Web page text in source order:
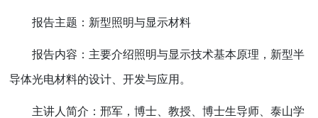
报告主题：新型照明与显示材料
报告内容：主要介绍照明与显示技术基本原理，新型半
导体光电材料的设计、开发与应用。
主讲人简介：邢军，博士、教授、博士生导师、泰山学